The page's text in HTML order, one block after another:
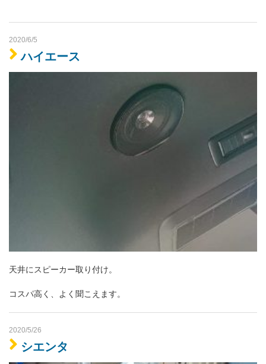
2020/6/5
ハイエース
天井にスピーカー取り付け。
コスパ高く、よく聞こえます。
2020/5/26
シエンタ